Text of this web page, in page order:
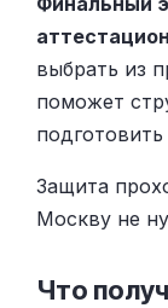
выбрать из
поможет
Защита
Москву не
Что